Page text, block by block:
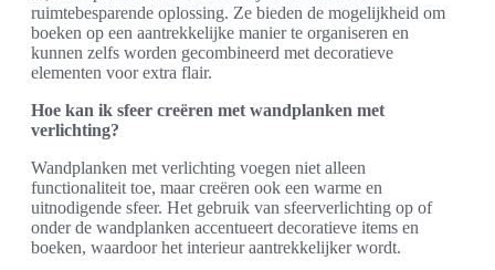
ruimtebesparende oplossing. Ze bieden de mogelijkheid om
boeken op een aantrekkelijke manier te organiseren en
kunnen zelfs worden gecombineerd met decoratieve
elementen voor extra flair.
Hoe kan ik sfeer creëren met wandplanken met
verlichting?
Wandplanken met verlichting voegen niet alleen
functionaliteit toe, maar creëren ook een warme en
uitnodigende sfeer. Het gebruik van sfeerverlichting op of
onder de wandplanken accentueert decoratieve items en
boeken, waardoor het interieur aantrekkelijker wordt.